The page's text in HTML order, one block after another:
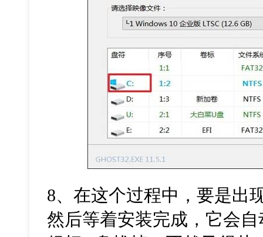
8、在这个过程中，要是出
然后等着安装完成，它会